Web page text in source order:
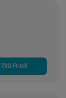
730 Ft-tól